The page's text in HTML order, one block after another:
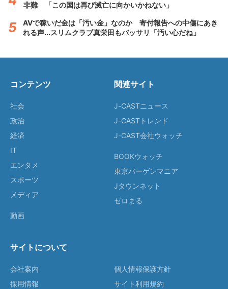
非難 「この国は再び滅亡に向かいかねない」
AVで稼いだ金は「汚い金」なのか 寄付報告への中傷にあき
れる声...スリムクラブ真栄田もバッサリ「汚い心だね」
コンテンツ
社会
政治
経済
IT
エンタメ
スポーツ
メディア
動画
関連サイト
J-CASTニュース
J-CASTトレンド
J-CAST会社ウォッチ
BOOKウォッチ
東京バーゲンマニア
Jタウンネット
ゼロまる
サイトについて
会社案内
採用情報
個人情報保護方針
サイト利用規約